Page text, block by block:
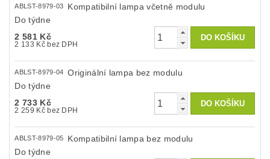
ABLST-8979-03
Kompatibilní lampa včetně modulu
Do týdne
2 581 Kč
2 133 Kč bez DPH
ABLST-8979-04
Originální lampa bez modulu
Do týdne
2 733 Kč
2 259 Kč bez DPH
ABLST-8979-05
Kompatibilní lampa bez modulu
Do týdne